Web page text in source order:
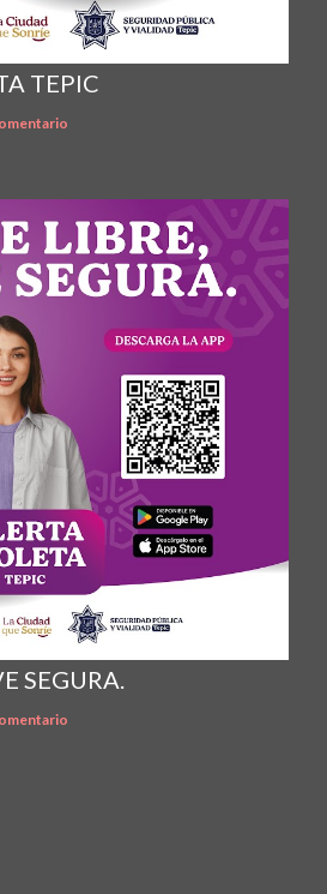
TEPIC
SEGURA.